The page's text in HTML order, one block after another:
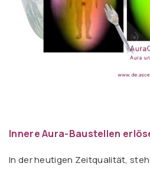
Innere Aura-Baustellen
In der heutigen Zeitqualität,